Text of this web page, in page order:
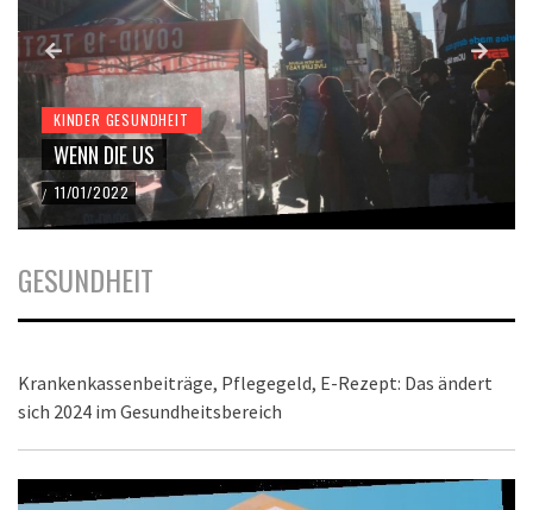
KINDER GESUNDHEIT
WENN DIE US
/ 11/01/2022
GESUNDHEIT
Krankenkassenbeiträge, Pflegegeld, E-Rezept: Das ändert
sich 2024 im Gesundheitsbereich